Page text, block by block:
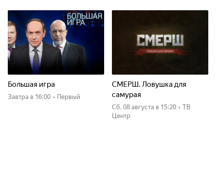
Большая игра
Завтра в 16:00 • Первый
СМЕРШ. Ловушка для
самурая
сб, 08 августа в 15:20 • ТВ
Центр